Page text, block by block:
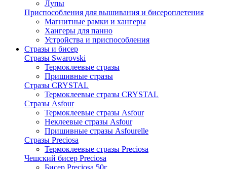
Лупы
Приспособления для вышивания и бисероплетения
Магнитные рамки и хангеры
Хангеры для панно
Устройства и приспособления
Стразы и бисер
Стразы Swarovski
Термоклеевые стразы
Пришивные стразы
Стразы CRYSTAL
Термоклеевые стразы CRYSTAL
Стразы Asfour
Термоклеевые стразы Asfour
Неклеевые стразы Asfour
Пришивные стразы Asfourelle
Стразы Preciosa
Термоклеевые стразы Preciosa
Чешский бисер Preciosa
Бисер Preciosa 50г